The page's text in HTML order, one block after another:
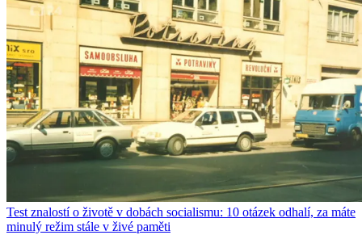
Test znalostí o životě v dobách socialismu: 10 otázek odhalí, za máte
minulý režim stále v živé paměti